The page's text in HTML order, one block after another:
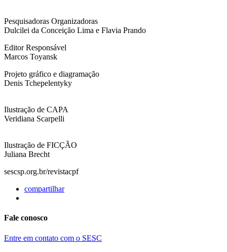
Pesquisadoras Organizadoras
Dulcilei da Conceição Lima e Flavia Prando
Editor Responsável
Marcos Toyansk
Projeto gráfico e diagramação
Denis Tchepelentyky
Ilustração de CAPA
Veridiana Scarpelli
Ilustração de FICÇÃO
Juliana Brecht
sescsp.org.br/revistacpf
compartilhar
Fale conosco
Entre em contato com o SESC